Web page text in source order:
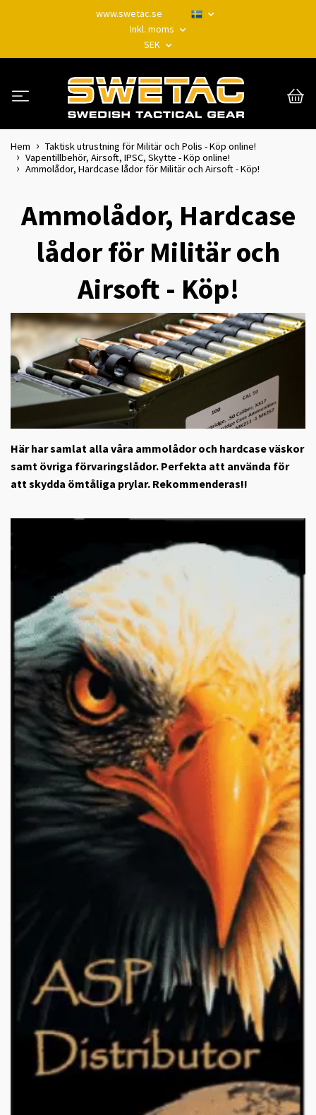
www.swetac.se
Inkl. moms
SEK
Hem
Taktisk utrustning för Militär och Polis - Köp online!
Vapentillbehör, Airsoft, IPSC, Skytte - Köp online!
Ammolådor, Hardcase lådor för Militär och Airsoft - Köp!
Ammolådor, Hardcase
lådor för Militär och
Airsoft - Köp!
Här har samlat alla våra ammolådor och hardcase väskor
samt övriga förvaringslådor. Perfekta att använda för
att skydda ömtåliga prylar. Rekommenderas!!